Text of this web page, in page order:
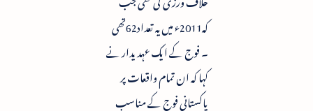
کہ2011ء میں یہ تعداد62تھی
۔ فوج کے ایک عہدیدار نے
کہا کہ ان تمام واقعات پر
پاکستانی فوج کے مناسب